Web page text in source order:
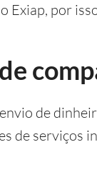
Exiap, por
de
de serviços